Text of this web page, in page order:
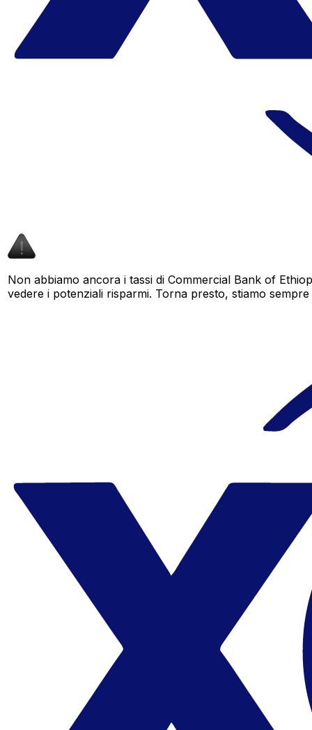
Non abbiamo ancora i tassi di Commercial Bank of
vedere i potenziali risparmi. Torna presto, stiamo